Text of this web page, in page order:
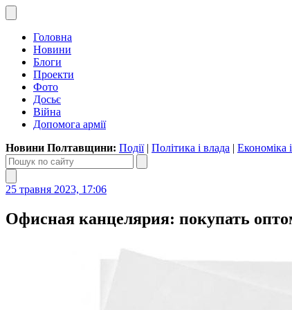
Головна
Новини
Блоги
Проекти
Фото
Досьє
Війна
Допомога армії
Новини Полтавщини: Події| Політика і влада | Економіка
25 травня 2023, 17:06
Офисная канцелярия: покупать